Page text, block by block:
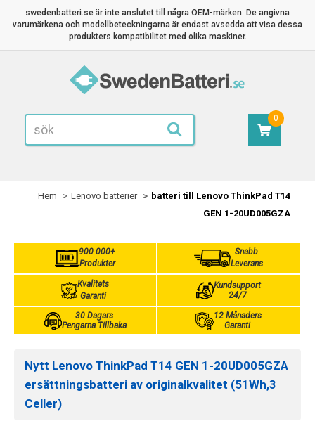
swedenbatteri.se är inte anslutet till några OEM-märken. De angivna
varumärkena och modellbeteckningarna är endast avsedda att visa dessa
produkters kompatibilitet med olika maskiner.
0
Hem Lenovo batterier
batteri till Lenovo ThinkPad T14
GEN 1-20UD005GZA
900 000+
Produkter
Snabb
Leverans
Kvalitets
Garanti
Kundsupport
24/7
30 Dagars
Pengarna Tillbaka
12 Månaders
Garanti
Nytt Lenovo ThinkPad T14 GEN 1-20UD005GZA
ersättningsbatteri av originalkvalitet (51Wh,3
Celler)